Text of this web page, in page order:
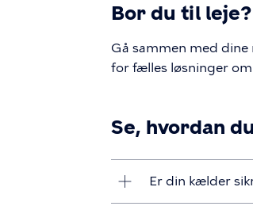
Bor du til leje?
Gå sammen med
for fælles løsninger
Se, hvordan
Er din kælder